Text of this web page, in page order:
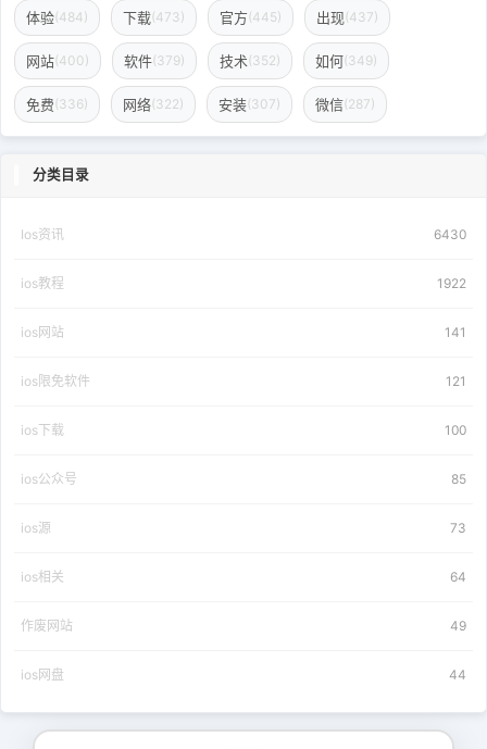
体验(484) 下载(473) 官方(445) 出现(437)
网站(400) 软件(379) 技术(352) 如何(349)
免费(336) 网络(322) 安装(307) 微信(287)
分类目录
Ios资讯 6430
ios教程 1922
ios网站 141
ios限免软件 121
ios下载 100
ios公众号 85
ios源 73
ios相关 64
作废网站 49
ios网盘 44